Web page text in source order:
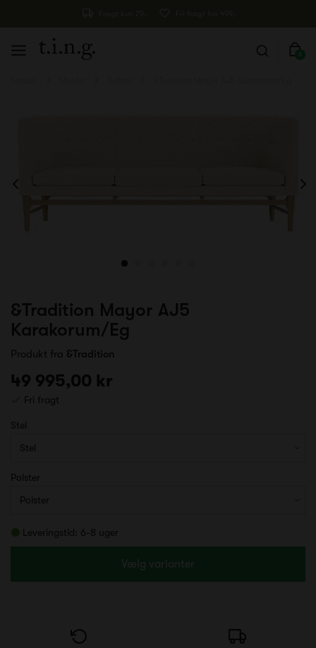
0
&Tradition Mayor AJ5
Karakorum/Eg
Produkt fra &Tradition
49 995,00 kr
Fri fragt
Stel
Polster
Leveringstid: 6-8 uger
Vælg varianter